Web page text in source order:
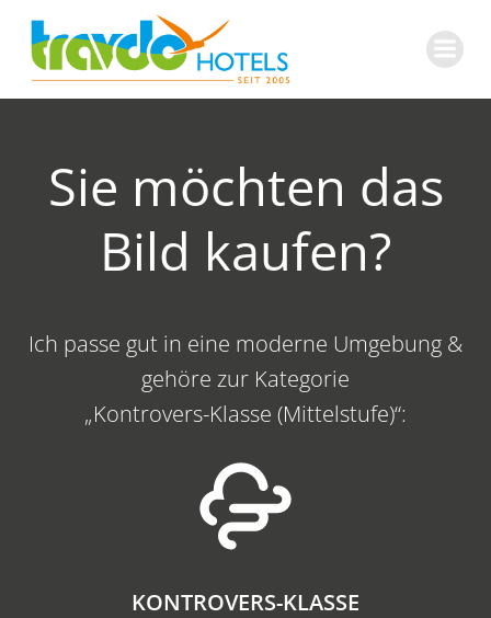
springen
Sie möchten das
Bild kaufen?
Ich passe gut in eine moderne Umgebung &
gehöre zur Kategorie
„Kontrovers-Klasse (Mittelstufe)“:
KONTROVERS-KLASSE